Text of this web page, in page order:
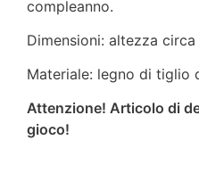
compleanno.
Dimensioni: altezza circa
Materiale: legno di tiglio
Attenzione! Articolo di
gioco!